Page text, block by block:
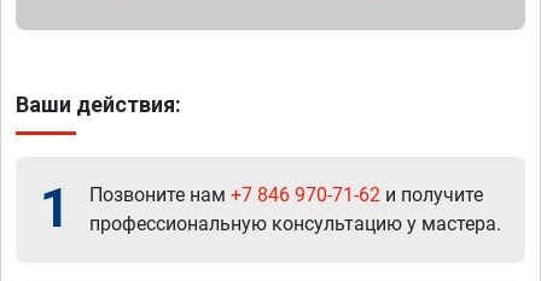
Ваши действия:
1 Позвоните нам +7 846 970-71-62 и получите
профессиональную консультацию у мастера.